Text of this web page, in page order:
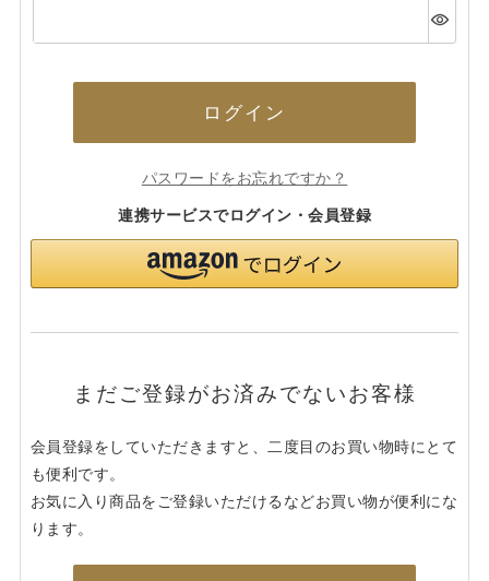
須)
ログイン
パスワードをお忘れですか？
連携サービスでログイン・会員登録
まだご登録がお済みでないお客様
会員登録をしていただきますと、二度目のお買い物時にとて
も便利です。
お気に入り商品をご登録いただけるなどお買い物が便利にな
ります。